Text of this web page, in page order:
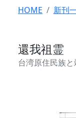
HOME 新刊
還我祖霊
台湾原住民族